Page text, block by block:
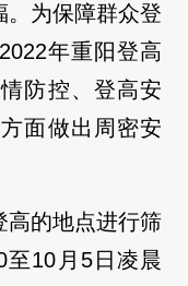
。为保障群众登
年重阳登高
防控、登高安
面做出周密安
高的地点进行筛
10月5日凌晨